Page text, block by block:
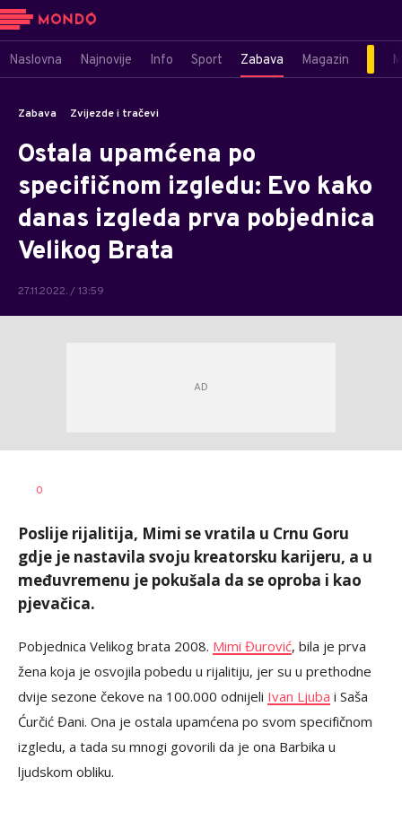
Naslovna Najnovije Info Sport Zabava Magazin
Zabava Zvijezde i tračevi
Ostala upamćena po
specifičnom izgledu: Evo kako
danas izgleda prva pobjednica
Velikog Brata
27.11.2022. / 13:59
AUTOR
0
Poslije rijalitija, Mimi se vratila u Crnu Goru
gdje je nastavila svoju kreatorsku karijeru, a u
međuvremenu je pokušala da se oproba i kao
pjevačica.
Pobjednica Velikog brata 2008. Mimi Đurović, bila je prva
žena koja je osvojila pobedu u rijalitiju, jer su u prethodne
dvije sezone čekove na 100.000 odnijeli Ivan Ljuba i Saša
Ćurčić Đani. Ona je ostala upamćena po svom specifičnom
izgledu, a tada su mnogi govorili da je ona Barbika u
ljudskom obliku.